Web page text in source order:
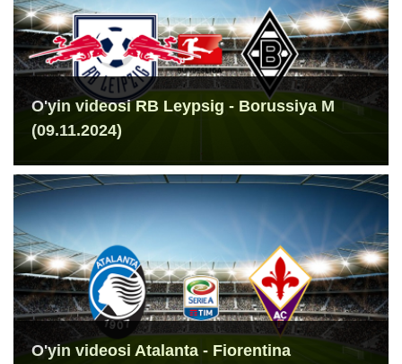
O'yin videosi RB Leypsig - Borussiya M
(09.11.2024)
O'yin videosi Atalanta - Fiorentina